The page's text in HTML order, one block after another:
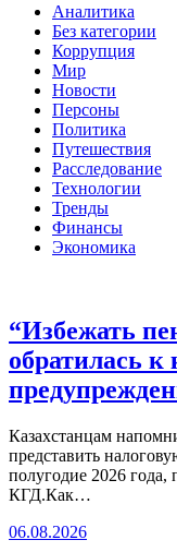
Аналитика
Без категории
Коррупция
Мир
Новости
Персоны
Политика
Путешествия
Расследование
Технологии
Тренды
Финансы
Экономика
“Избежать
обратилась
Казахстанцам
представить
полугодие 2026 года,
КГД.Как…
06.08.2026